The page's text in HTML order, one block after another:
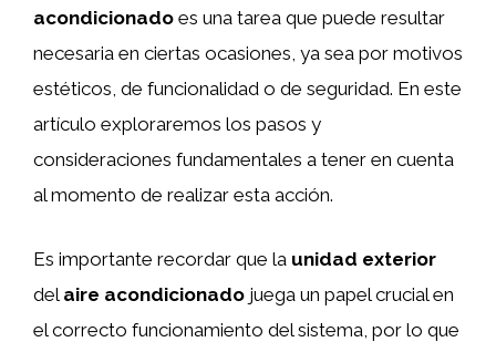
acondicionado es una tarea que puede resultar
necesaria en ciertas ocasiones, ya sea por motivos
estéticos, de funcionalidad o de seguridad. En este
artículo exploraremos los pasos y
consideraciones fundamentales a tener en cuenta
al momento de realizar esta acción.
Es importante recordar que la unidad exterior
del aire acondicionado juega un papel crucial en
el correcto funcionamiento del sistema, por lo que